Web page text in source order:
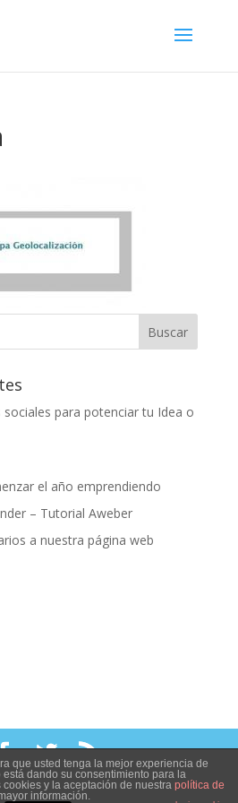
sociales para potenciar tu Idea o
el año emprendiendo
– Tutorial Aweber
a nuestra página web
derechos reservados © 2018
que usted tenga la mejor experiencia de
dando su consentimiento para la
y la aceptación de nuestra política de
información.